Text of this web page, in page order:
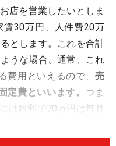
店を営業したいとしま
30万円、人件費20万
とします。これを合計
うな場合、通常、これ
費用といえるので、 売
定費といいます。つま
は粗利で70万円は毎月